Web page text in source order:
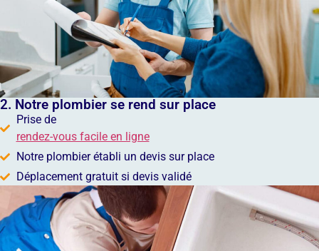
2. Notre plombier se rend sur place
Prise de
rendez-vous facile en ligne
Notre plombier établi un devis sur place
Déplacement gratuit si devis validé